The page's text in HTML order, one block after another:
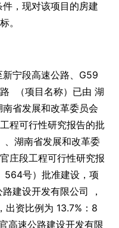
，现对该项目的房建
。
宁段高速公路、G59
（项目名称）已由 湖
省发展和改革委员会
程可行性研究报告的批
湖南省发展和改革委
庄段工程可行性研究报
564号）批准建设，项
建设开发有限公司 ，
出资比例为 13.7%：8
高速公路建设开发有限